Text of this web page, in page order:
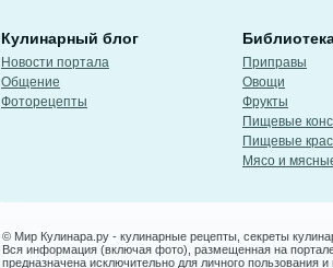
Кулинарный блог
Новости портала
Общение
Фоторецепты
Приправы
Овощи
Фрукты
Пищевые
Пищевые
Мясо и
© Мир Кулинара.ру - кулинарные рецепты, секреты
Вся информация (включая фото), размещенная на
предназначена исключительно для личного